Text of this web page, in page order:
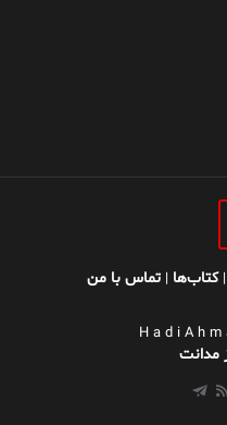
|کتاب‌ها |تماس با من
H a d i A h m
مدانت